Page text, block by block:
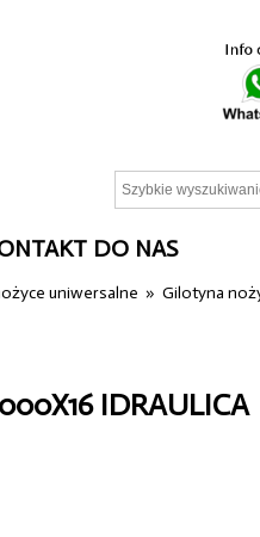
DO NAS
uniwersalne »Gilotyna
IDRAULICA